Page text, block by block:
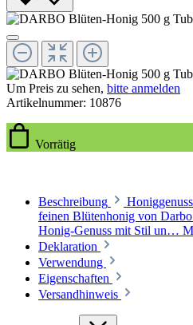
Um Preis zu sehen, bitte anmelden
Artikelnummer: 10876
Vorrätig
Beschreibung
feinen Blütenhonig von
Honig-Genuss mit Stil un…
Deklaration
Verwendung
Eigenschaften
Versandhinweis